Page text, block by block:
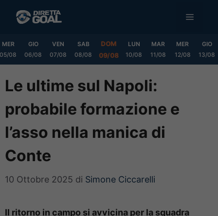
MENU
MER
05/08
GIO
06/08
VEN
07/08
SAB
08/08
DOM
09/08
LUN
10/08
MAR
11/08
MER
12/08
GIO
13/08
Le ultime sul Napoli:
probabile formazione e
l’asso nella manica di
Conte
10 Ottobre 2025 di Simone Ciccarelli
Il ritorno in campo si avvicina per la squadra